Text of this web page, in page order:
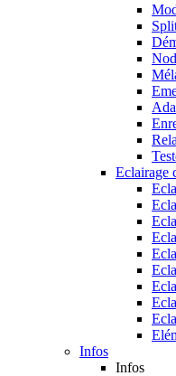
Eclairage
Infos
Infos